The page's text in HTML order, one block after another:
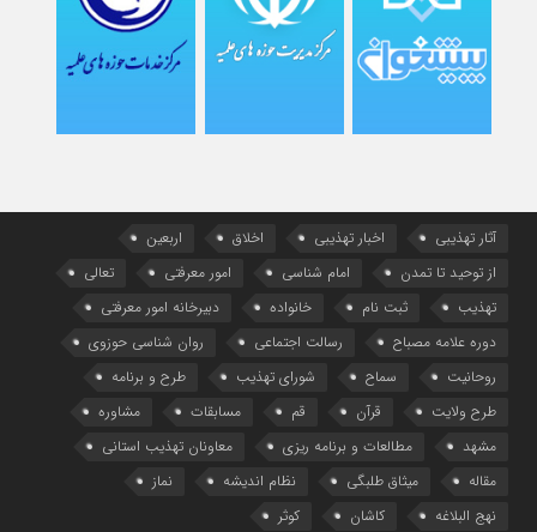
آثار تهذیبی اخبار تهذیبی اخلاق
اربعین
از توحید تا تمدن
امام شناسی امور معرفتی
تعالی
تهذیب
ثبت نام خانواده
دبیرخانه امور معرفتی
دوره علامه مصباح
رسالت اجتماعی
روان شناسی حوزوی
روحانیت
سماح شورای تهذیب
طرح و برنامه
طرح ولایت
قرآن قم مسابقات
مشاوره
مشهد
مطالعات و برنامه ریزی
معاونان تهذیب استانی
مقاله
میثاق طلبگی نظام اندیشه
نماز
نهج البلاغه
کاشان کوثر